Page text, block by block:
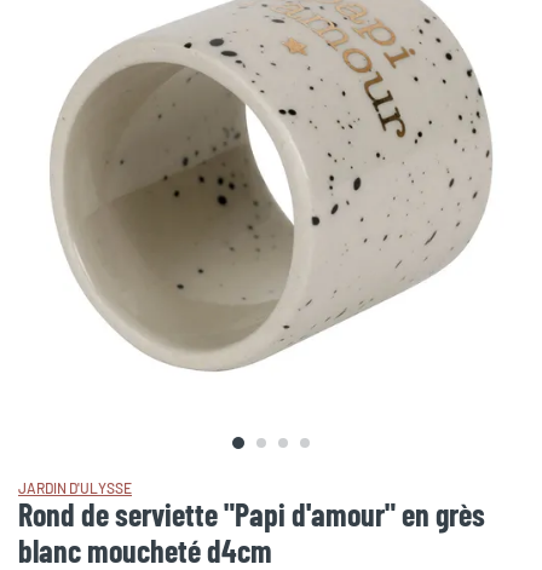
JARDIN D'ULYSSE
Rond de serviette "Papi d'amour" en grès
blanc moucheté d4cm